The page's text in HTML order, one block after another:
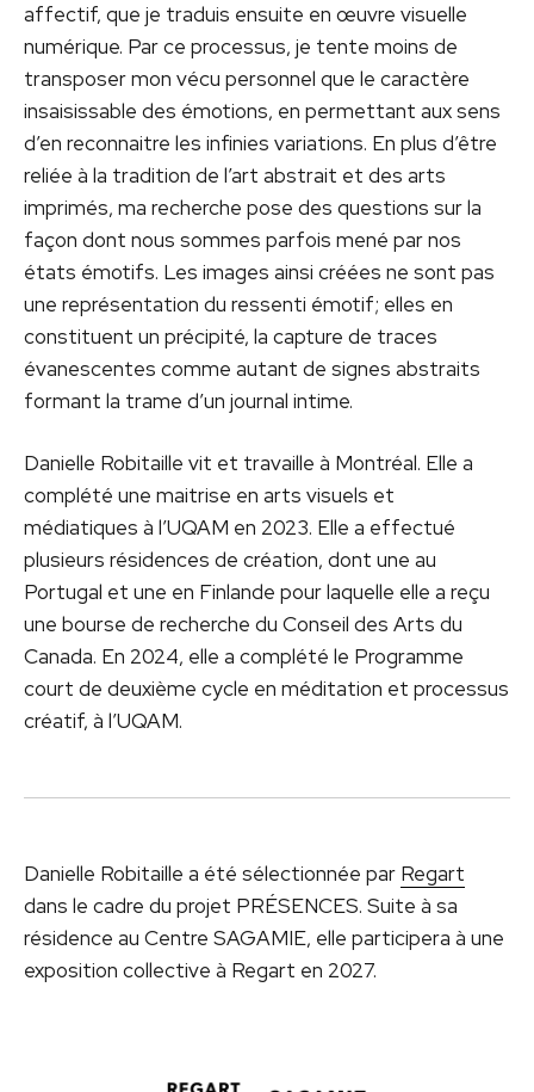
affectif, que je traduis ensuite en œuvre visuelle
numérique. Par ce processus, je tente moins de
transposer mon vécu personnel que le caractère
insaisissable des émotions, en permettant aux sens
d’en reconnaitre les infinies variations. En plus d’être
reliée à la tradition de l’art abstrait et des arts
imprimés, ma recherche pose des questions sur la
façon dont nous sommes parfois mené par nos
états émotifs. Les images ainsi créées ne sont pas
une représentation du ressenti émotif; elles en
constituent un précipité, la capture de traces
évanescentes comme autant de signes abstraits
formant la trame d’un journal intime.
Danielle Robitaille vit et travaille à Montréal. Elle a
complété une maitrise en arts visuels et
médiatiques à l’UQAM en 2023. Elle a effectué
plusieurs résidences de création, dont une au
Portugal et une en Finlande pour laquelle elle a reçu
une bourse de recherche du Conseil des Arts du
Canada. En 2024, elle a complété le Programme
court de deuxième cycle en méditation et processus
créatif, à l’UQAM.
Danielle Robitaille a été sélectionnée par Regart
dans le cadre du projet PRÉSENCES. Suite à sa
résidence au Centre SAGAMIE, elle participera à une
exposition collective à Regart en 2027.